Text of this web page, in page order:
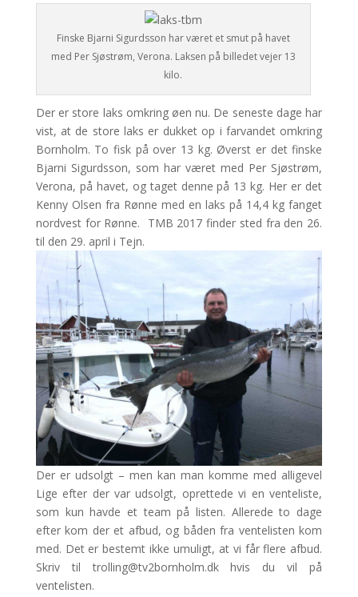
Finske Bjarni Sigurdsson har været et smut på havet
med Per Sjøstrøm, Verona. Laksen på billedet vejer 13
kilo.
Der er store laks omkring øen nu. De seneste dage har
vist, at de store laks er dukket op i farvandet omkring
Bornholm. To fisk på over 13 kg. Øverst er det finske
Bjarni Sigurdsson, som har været med Per Sjøstrøm,
Verona, på havet, og taget denne på 13 kg. Her er det
Kenny Olsen fra Rønne med en laks på 14,4 kg fanget
nordvest for Rønne. TMB 2017 finder sted fra den 26.
til den 29. april i Tejn.
Der er udsolgt – men kan man komme med alligevel
Lige efter der var udsolgt, oprettede vi en venteliste,
som kun havde et team på listen. Allerede to dage
efter kom der et afbud, og båden fra ventelisten kom
med. Det er bestemt ikke umuligt, at vi får flere afbud.
Skriv til trolling@tv2bornholm.dk hvis du vil på
ventelisten.